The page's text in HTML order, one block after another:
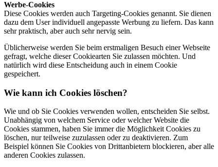
Werbe-Cookies
Diese Cookies werden auch Targeting-Cookies genannt. Sie dienen
dazu dem User individuell angepasste Werbung zu liefern. Das kann
sehr praktisch, aber auch sehr nervig sein.
Üblicherweise werden Sie beim erstmaligen Besuch einer Webseite
gefragt, welche dieser Cookiearten Sie zulassen möchten. Und
natürlich wird diese Entscheidung auch in einem Cookie
gespeichert.
Wie kann ich Cookies löschen?
Wie und ob Sie Cookies verwenden wollen, entscheiden Sie selbst.
Unabhängig von welchem Service oder welcher Website die
Cookies stammen, haben Sie immer die Möglichkeit Cookies zu
löschen, nur teilweise zuzulassen oder zu deaktivieren. Zum
Beispiel können Sie Cookies von Drittanbietern blockieren, aber alle
anderen Cookies zulassen.